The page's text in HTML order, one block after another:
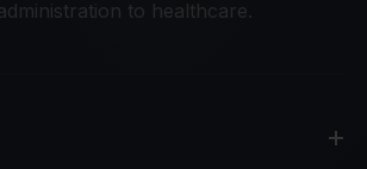
to healthcare.